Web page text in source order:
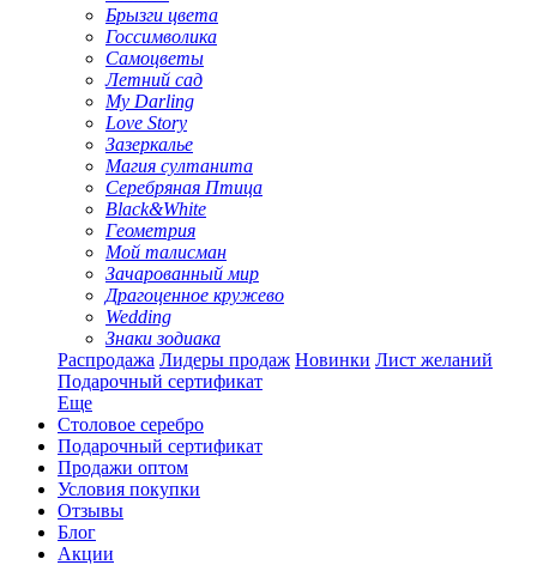
Брызги цвета
Госсимволика
Самоцветы
Летний сад
My Darling
Love Story
Зазеркалье
Магия султанита
Серебряная Птица
Black&White
Геометрия
Мой талисман
Зачарованный мир
Драгоценное кружево
Wedding
Знаки зодиака
Распродажа Лидеры продаж Новинки Лист желаний
Подарочный сертификат
Еще
Столовое серебро
Подарочный сертификат
Продажи оптом
Условия покупки
Отзывы
Блог
Акции